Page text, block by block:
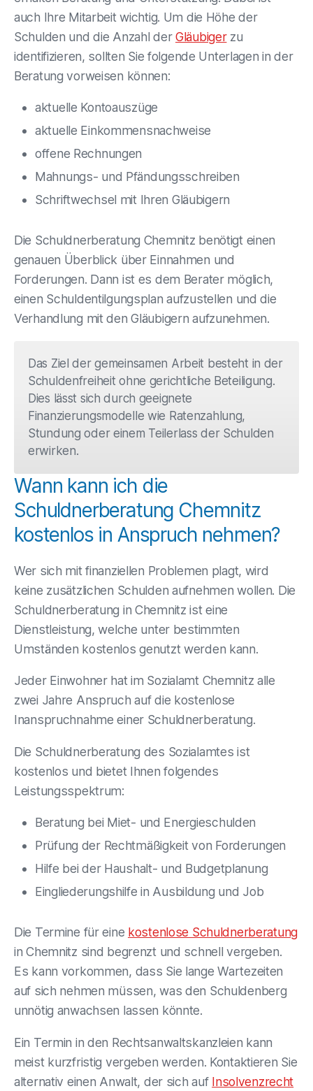
auch Ihre Mitarbeit wichtig. Um die Höhe der
Schulden und die Anzahl derGläubigerzu
identifizieren, sollten Sie folgende Unterlagen in der
Beratung vorweisen können:
aktuelle Kontoauszüge
aktuelle Einkommensnachweise
offene Rechnungen
Mahnungs- und Pfändungsschreiben
Schriftwechsel mit Ihren Gläubigern
Die Schuldnerberatung Chemnitz benötigt einen
genauen Überblick über Einnahmen und
Forderungen. Dann ist es dem Berater möglich,
einen Schuldentilgungsplan aufzustellen und die
Verhandlung mit den Gläubigern aufzunehmen.
Das Ziel der gemeinsamen Arbeit besteht in der
Schuldenfreiheit ohne gerichtliche Beteiligung.
Dies lässt sich durch geeignete
Finanzierungsmodelle wie Ratenzahlung,
Stundung oder einem Teilerlass der Schulden
erwirken.
Wann kann ich die
Schuldnerberatung Chemnitz
kostenlos in Anspruch nehmen?
Wer sich mit finanziellen Problemen plagt, wird
keine zusätzlichen Schulden aufnehmen wollen. Die
Schuldnerberatung in Chemnitz ist eine
Dienstleistung, welche unter bestimmten
Umständen kostenlos genutzt werden kann.
Jeder Einwohner hat im Sozialamt Chemnitz alle
zwei Jahre Anspruch auf die kostenlose
Inanspruchnahme einer Schuldnerberatung.
Die Schuldnerberatung des Sozialamtes ist
kostenlos und bietet Ihnen folgendes
Leistungsspektrum:
Beratung bei Miet- und Energieschulden
Prüfung der Rechtmäßigkeit von Forderungen
Hilfe bei der Haushalt- und Budgetplanung
Eingliederungshilfe in Ausbildung und Job
Die Termine für eine kostenlose Schuldnerberatung
in Chemnitz sind begrenzt und schnell vergeben.
Es kann vorkommen, dass Sie lange Wartezeiten
auf sich nehmen müssen, was den Schuldenberg
unnötig anwachsen lassen könnte.
Ein Termin in den Rechtsanwaltskanzleien kann
meist kurzfristig vergeben werden. Kontaktieren Sie
alternativ einen Anwalt, der sich auf Insolvenzrecht